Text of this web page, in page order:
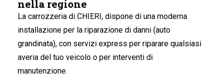
nella regione
La carrozzeria di CHIERI, dispone di una moderna
installazione per la riparazione di danni (auto
grandinata), con servizi express per riparare qualsiasi
averia del tuo veicolo o per interventi di
manutenzione.